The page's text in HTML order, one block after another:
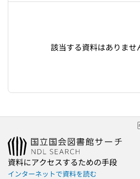
該当する資料はありませ
資料にアクセスするための手段
インターネットで資料を読む